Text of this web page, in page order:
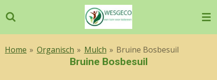
direct
naar
hoofdinhoud
Home » Organisch » Mulch » Bruine Bosbesuil
Bruine Bosbesuil